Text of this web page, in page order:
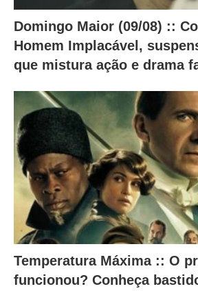
Domingo Maior (09/08) ::
Homem Implacável,
que mistura ação e drama
Temperatura Máxima :: O
funcionou? Conheça